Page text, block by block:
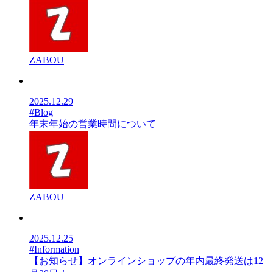
ZABOU
2025.12.29
#Blog
年末年始の営業時間について
ZABOU
2025.12.25
#Information
【お知らせ】オンラインショップの年内最終発送は12